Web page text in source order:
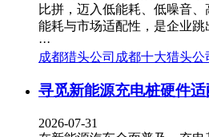
比拼，迈入低能耗、低噪音
能耗与市场适配性，是企业
···
成都猎头公司 成都十大猎头公
寻觅新能源充电桩硬件
2026-07-31